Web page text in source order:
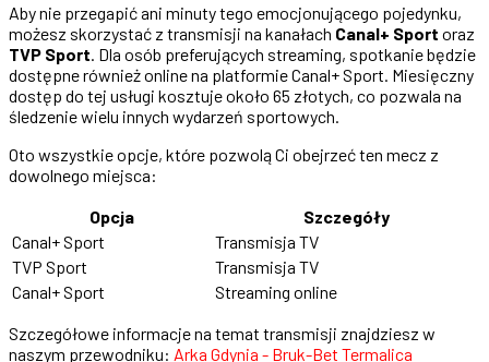
Aby nie przegapić ani minuty tego emocjonującego pojedynku,
możesz skorzystać z transmisji na kanałach Canal+ Sport oraz
TVP Sport . Dla osób preferujących streaming, spotkanie będzie
dostępne również online na platformie Canal+ Sport. Miesięczny
dostęp do tej usługi kosztuje około 65 złotych, co pozwala na
śledzenie wielu innych wydarzeń sportowych.
Oto wszystkie opcje, które pozwolą Ci obejrzeć ten mecz z
dowolnego miejsca:
Opcja
Szczegóły
Canal+ Sport
Transmisja TV
TVP Sport
Transmisja TV
Canal+ Sport
Streaming online
Szczegółowe informacje na temat transmisji znajdziesz w
naszym przewodniku: Arka Gdynia - Bruk-Bet Termalica